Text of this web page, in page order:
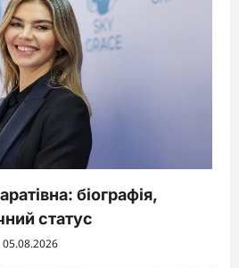
біографія,
статус
05.08.2026